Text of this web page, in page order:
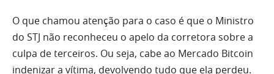
O que chamou atenção para o caso é que o Ministro
do STJ não reconheceu o apelo da corretora sobre a
culpa de terceiros. Ou seja, cabe ao Mercado Bitcoin
indenizar a vítima, devolvendo tudo que ela perdeu.